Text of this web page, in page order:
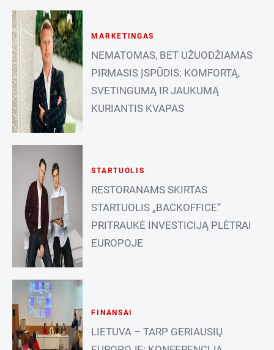
MARKETINGAS
NEMATOMAS, BET UŽUODŽIAMAS
PIRMASIS ĮSPŪDIS: KOMFORTĄ,
SVETINGUMĄ IR JAUKUMĄ
KURIANTIS KVAPAS
STARTUOLIS
RESTORANAMS SKIRTAS
STARTUOLIS „BACKOFFICE“
PRITRAUKĖ INVESTICIJĄ PLĖTRAI
EUROPOJE
FINANSAI
LIETUVA – TARP GERIAUSIŲ